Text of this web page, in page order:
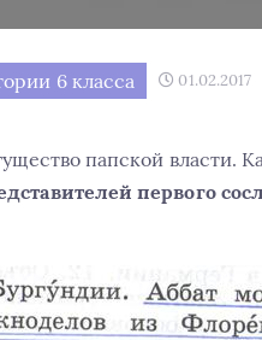
6 класса 01.02.2017
папской власти.
первого